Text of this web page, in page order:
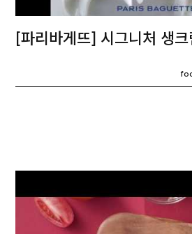
[파리바게뜨] 시그니처 생